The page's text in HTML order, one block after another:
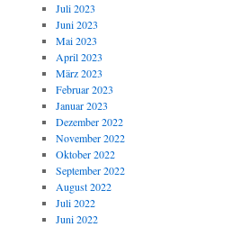
Juli 2023
Juni 2023
Mai 2023
April 2023
März 2023
Februar 2023
Januar 2023
Dezember 2022
November 2022
Oktober 2022
September 2022
August 2022
Juli 2022
Juni 2022